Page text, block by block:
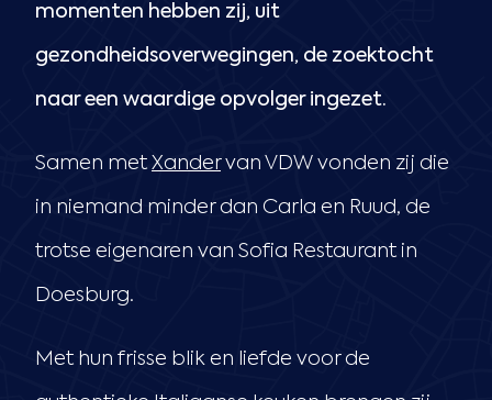
momenten hebben zij, uit
gezondheidsoverwegingen, de zoektocht
naar een waardige opvolger ingezet.
Samen met Xandervan VDW vonden zij die
in niemand minder dan Carla en Ruud, de
trotse eigenaren van Sofia Restaurant in
Doesburg.
Met hun frisse blik en liefde voor de